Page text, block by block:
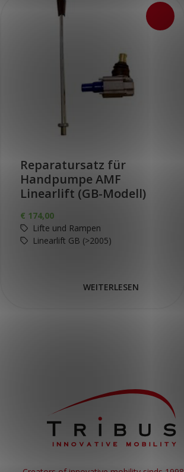
Reparatursatz für
Handpumpe AMF
Linearlift (GB-Modell)
€ 174,00
Lifte und Rampen
Linearlift GB (>2005)
WEITERLESEN